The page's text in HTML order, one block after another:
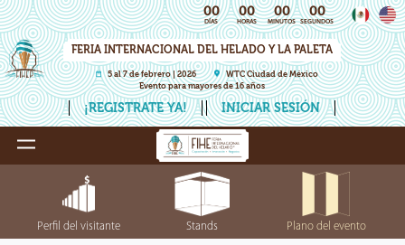
00 00 00 00
DÍAS HORAS MINUTOS SEGUNDOS
FERIA INTERNACIONAL DEL HELADO Y LA PALETA
5 al 7 de febrero | 2026
WTC Ciudad de México
Evento para mayores de 16 años
¡REGISTRATE YA! INICIAR SESIÓN
Perfil del visitante Stands Plano del evento